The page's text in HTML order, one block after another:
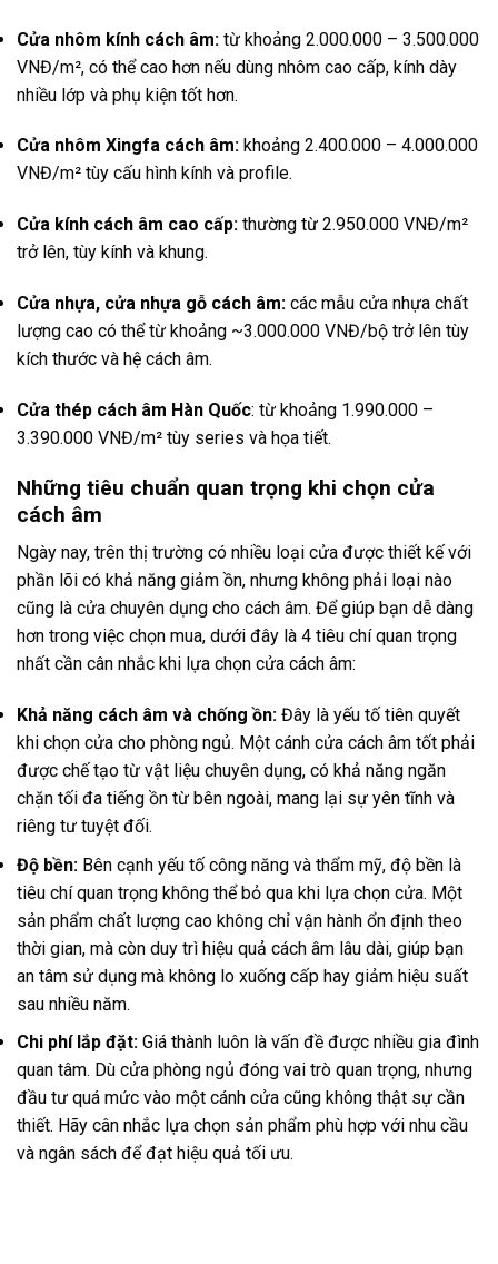
Cửa nhôm kính cách âm: từ khoảng 2.000.000 – 3.500.000
VNĐ/m², có thể cao hơn nếu dùng nhôm cao cấp, kính dày
nhiều lớp và phụ kiện tốt hơn.
Cửa nhôm Xingfa cách âm: khoảng 2.400.000 – 4.000.000
VNĐ/m² tùy cấu hình kính và profile.
Cửa kính cách âm cao cấp: thường từ 2.950.000 VNĐ/m²
trở lên, tùy kính và khung.
Cửa nhựa, cửa nhựa gỗ cách âm: các mẫu cửa nhựa chất
lượng cao có thể từ khoảng ~3.000.000 VNĐ/bộ trở lên tùy
kích thước và hệ cách âm.
Cửa thép cách âm Hàn Quốc: từ khoảng 1.990.000 –
3.390.000 VNĐ/m² tùy series và họa tiết.
Những tiêu chuẩn quan trọng khi chọn cửa
cách âm
Ngày nay, trên thị trường có nhiều loại cửa được thiết kế với
phần lõi có khả năng giảm ồn, nhưng không phải loại nào
cũng là cửa chuyên dụng cho cách âm. Để giúp bạn dễ dàng
hơn trong việc chọn mua, dưới đây là 4 tiêu chí quan trọng
nhất cần cân nhắc khi lựa chọn cửa cách âm:
Khả năng cách âm và chống ồn: Đây là yếu tố tiên quyết
khi chọn cửa cho phòng ngủ. Một cánh cửa cách âm tốt phải
được chế tạo từ vật liệu chuyên dụng, có khả năng ngăn
chặn tối đa tiếng ồn từ bên ngoài, mang lại sự yên tĩnh và
riêng tư tuyệt đối.
Độ bền: Bên cạnh yếu tố công năng và thẩm mỹ, độ bền là
tiêu chí quan trọng không thể bỏ qua khi lựa chọn cửa. Một
sản phẩm chất lượng cao không chỉ vận hành ổn định theo
thời gian, mà còn duy trì hiệu quả cách âm lâu dài, giúp bạn
an tâm sử dụng mà không lo xuống cấp hay giảm hiệu suất
sau nhiều năm.
Chi phí lắp đặt: Giá thành luôn là vấn đề được nhiều gia đình
quan tâm. Dù cửa phòng ngủ đóng vai trò quan trọng, nhưng
đầu tư quá mức vào một cánh cửa cũng không thật sự cần
thiết. Hãy cân nhắc lựa chọn sản phẩm phù hợp với nhu cầu
và ngân sách để đạt hiệu quả tối ưu.